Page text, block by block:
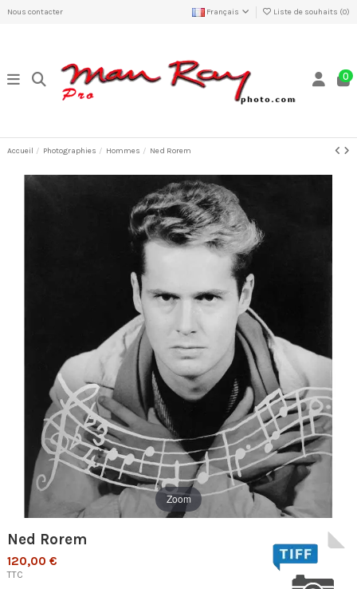
Nous contacter Français Liste de souhaits (0)
0
Accueil Photographies Hommes Ned Rorem
Zoom
Ned Rorem
120,00 €
TTC